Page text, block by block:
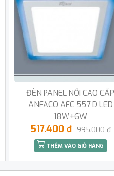
ĐÈN PANEL NỔI CAO CẤP
ANFACO AFC 557 D LED
18W+6W
517.400 đ 995.000 đ
THÊM VÀO GIỎ HÀNG